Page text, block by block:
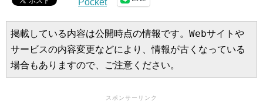
掲載している内容は公開時点の情報です。Webサイトや
サービスの内容変更などにより、情報が古くなっている
場合もありますので、ご注意ください。
スポンサーリンク